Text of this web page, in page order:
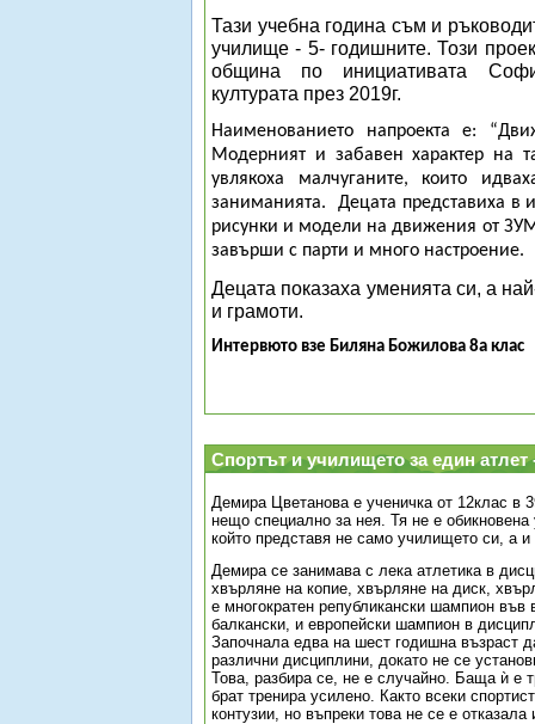
Тази учебна година съм и
училище - 5- годишните. Този
община по инициативата
културата през 2019г.
Наименованието напроекта е:
Модерният и забавен характер на
увлякоха малчуганите, които
заниманията.
Децата представиха в
рисунки и модели на движения от
завърши с парти и много настроение.
Децата показаха уменията си, а
и грамоти.
Интервюто взе Биляна Божилова 8а клас
Спортът и училището за един атлет
Демира Цветанова е ученичка от 12клас в
нещо специално за нея. Тя не е обикновена
който представя не само училището си, а и
Демира се занимава с лека атлетика в
хвърляне на копие, хвърляне на диск,
е многократен републикански шампион във
балкански, и европейски шампион в
Започнала едва на шест годишна възраст
различни дисциплини, докато не се
Това, разбира се, не е случайно. Баща ѝ е
брат тренира усилено. Както всеки
контузии, но въпреки това не се е отказала